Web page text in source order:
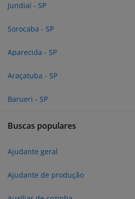
Jundiaí - SP
Sorocaba - SP
Aparecida - SP
Araçatuba - SP
Barueri - SP
Buscas populares
Ajudante geral
Ajudante de produção